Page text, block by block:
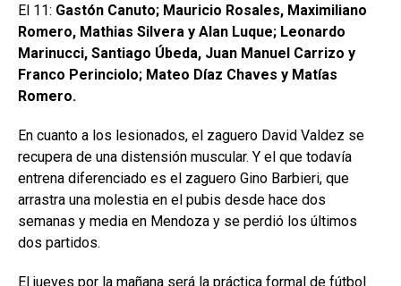
El 11: Gastón Canuto; Mauricio Rosales, Maximiliano
Romero, Mathias Silvera y Alan Luque; Leonardo
Marinucci, Santiago Úbeda, Juan Manuel Carrizo y
Franco Perinciolo; Mateo Díaz Chaves y Matías
Romero.
En cuanto a los lesionados, el zaguero David Valdez se
recupera de una distensión muscular. Y el que todavía
entrena diferenciado es el zaguero Gino Barbieri, que
arrastra una molestia en el pubis desde hace dos
semanas y media en Mendoza y se perdió los últimos
dos partidos.
El jueves por la mañana será la práctica formal de fútbol